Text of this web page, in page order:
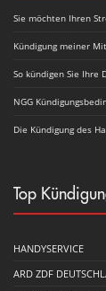
Sie möchten Ihren
Kündigung meiner
So kündigen Sie Ihre
NGG
Die Kündigung des
Top
HANDYSERVICE
ARD ZDF